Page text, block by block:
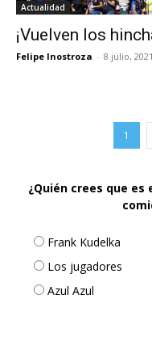
Actualidad
¡Vuelven los
Felipe Inostroza - 8 julio, 2021
1
¿Quién crees que
Frank Kudelka
Los jugadores
Azul Azul